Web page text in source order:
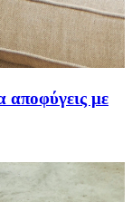
αποφύγεις με